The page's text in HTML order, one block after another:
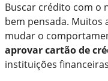
Buscar crédito com o
bem pensada. Muitos
mudar o
aprovar cartão de
instituições